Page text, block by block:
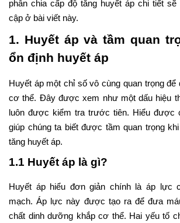
phân chia cấp độ tăng huyết áp chi tiết
cập ở bài viết này.
1. Huyết áp và tầm quan
ổn định huyết áp
Huyết áp một chỉ số vô cùng quan trọng
cơ thể. Đây được xem như một dấu hiệu
luôn được kiểm tra trước tiên. Hiểu được
giúp chúng ta biết được tầm quan trọng
tăng huyết áp.
1.1 Huyết áp là gì?
Huyết áp hiểu đơn giản chính là áp lực
mạch. Áp lực này được tạo ra để đưa
chất dinh dưỡng khắp cơ thể. Hai yếu tố